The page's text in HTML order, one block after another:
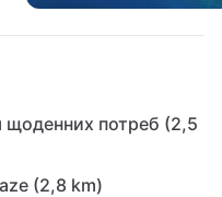
щоденних потреб (2,5
(2,8 km)